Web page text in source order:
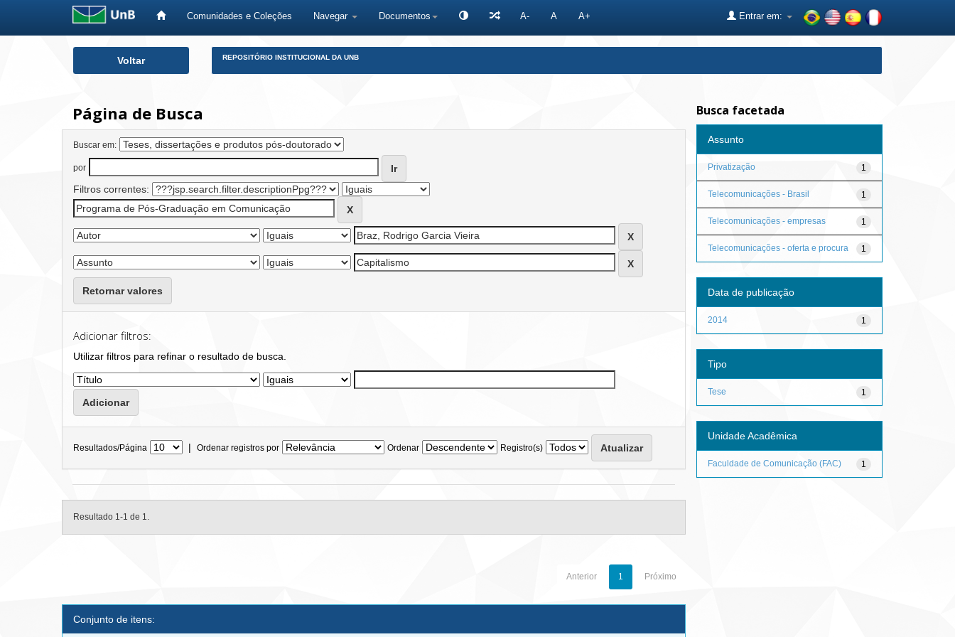
Comunidades e Coleções Navegar Documentos A- A A+ Entrar em:
Voltar REPOSITÓRIO INSTITUCIONAL DA UNB
Página de Busca
Buscar em:
por
Filtros correntes:
Retornar valores
Adicionar filtros:
Utilizar filtros para refinar o resultado de busca.
Resultados/Página | Ordenar registros por Ordenar Registro(s)
Resultado 1-1 de 1.
Anterior 1 Próximo
Conjunto de itens:
Busca facetada
Assunto
1
Privatização
1
Telecomunicações - Brasil
1
Telecomunicações - empresas
1
Telecomunicações - oferta e procura
Data de publicação
1
2014
Tipo
1
Tese
Unidade Acadêmica
1
Faculdade de Comunicação (FAC)